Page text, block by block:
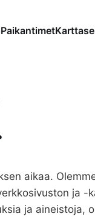
Paikantimet
aikaa.
ja -
ja aineistoja,